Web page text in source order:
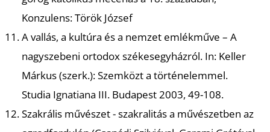
Konzulens: Török József
A vallás, a kultúra és a nemzet emlékműve – A
nagyszebeni ortodox székesegyházról.In: Keller
Márkus (szerk.): Szemközt a történelemmel.
Studia Ignatiana III. Budapest 2003, 49-108.
Szakrális művészet -szakralitás a művészetben az